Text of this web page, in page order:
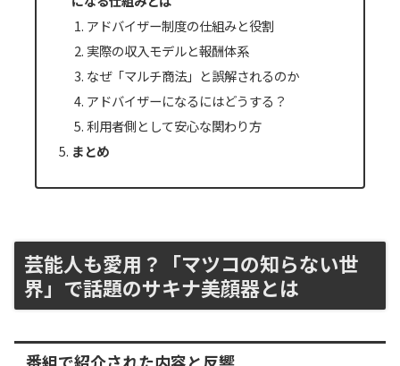
アドバイザー制度の仕組みと役割
実際の収入モデルと報酬体系
なぜ「マルチ商法」と誤解されるのか
アドバイザーになるにはどうする？
利用者側として安心な関わり方
まとめ
芸能人も愛用？「マツコの知らない世
界」で話題のサキナ美顔器とは